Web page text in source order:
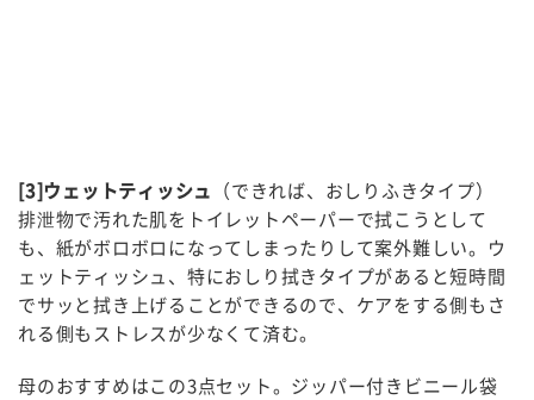
[3]ウェットティッシュ （できれば、おしりふきタイプ）
排泄物で汚れた肌をトイレットペーパーで拭こうとして
も、紙がボロボロになってしまったりして案外難しい。ウ
ェットティッシュ、特におしり拭きタイプがあると短時間
でサッと拭き上げることができるので、ケアをする側もさ
れる側もストレスが少なくて済む。
母のおすすめはこの3点セット。ジッパー付きビニール袋